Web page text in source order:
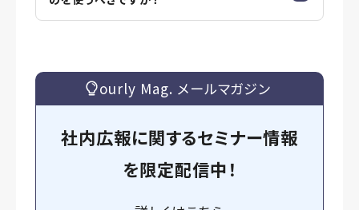
ourly Mag. メールマガジン
社内広報に関するセミナー情報
を限定配信中！